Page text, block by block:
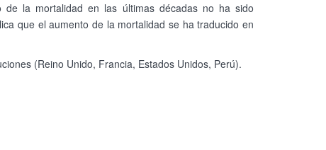
de la mortalidad en las últimas décadas no ha sido
que el aumento de la mortalidad se ha traducido en
(Reino Unido, Francia, Estados Unidos, Perú).